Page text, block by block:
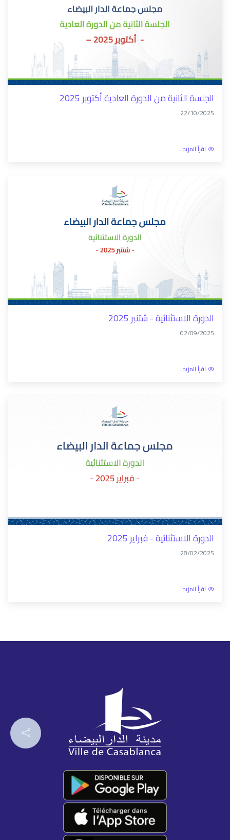
الجلسة الثانية من الدورة العادية أكتوبر 2025
22/10/2025
اقرأ المزيد...
الدورة الاستثنائية - شتنبر 2025
02/09/2025
اقرأ المزيد...
الدورة الاستثنائية - فبراير 2025
28/02/2025
اقرأ المزيد...